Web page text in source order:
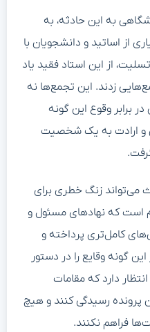
به این حادثه، به
از اساتید و دانشجویان با
از این استاد فقید یاد
زدند. این تجمع‌ها نه
برابر وقوع این گونه
و ارادت به یک شخصیت
می‌تواند زنگ خطری برای
است که نهادهای مسئول و
کامل‌تری پرداخته و
این گونه وقایع را در دستور
دارد که مقامات
پرونده رسیدگی کنند و هیچ
فراهم نکنند.